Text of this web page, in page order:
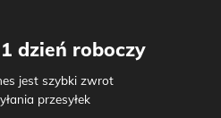
dzień roboczy
jest szybki zwrot
przesyłek